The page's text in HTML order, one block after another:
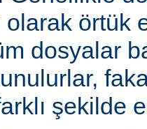
olarak örtük
dosyalar
şekilde